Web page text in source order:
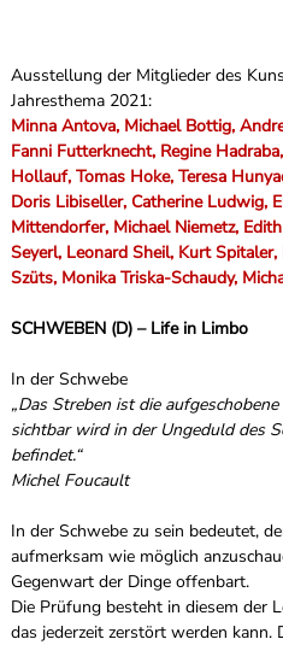
Ausstellung der Mitglieder des
Jahresthema 2021:
Minna Antova, Michael Bottig,
Fanni Futterknecht, Regine
Hollauf, Tomas Hoke, Teresa
Doris Libiseller, Catherine Ludwig,
Mittendorfer, Michael Niemetz,
Seyerl, Leonard Sheil, Kurt
Szüts, Monika Triska-Schaudy,
SCHWEBEN (D) – Life in Limbo
In der Schwebe
„Das Streben ist die
sichtbar wird in der Ungeduld des
befindet.“
Michel Foucault
In der Schwebe zu sein bedeutet,
aufmerksam wie möglich
Gegenwart der Dinge offenbart.
Die Prüfung besteht in diesem der
das jederzeit zerstört werden kann.